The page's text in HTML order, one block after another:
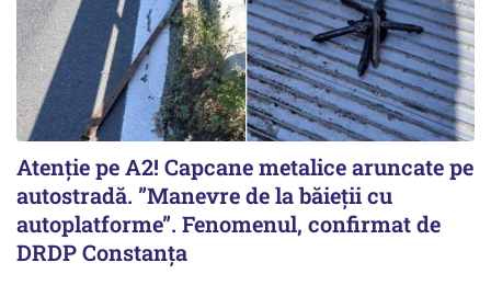
Atenție pe A2! Capcane metalice aruncate pe
autostradă. ”Manevre de la băieții cu
autoplatforme”. Fenomenul, confirmat de
DRDP Constanța